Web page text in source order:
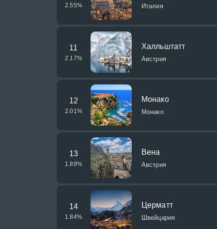
2.55% Италия
11
2.17%
Халльштатт
Австрия
12
2.01 %
Монако
Монако
13
1.89%
Вена
Австрия
14
1.84%
Церматт
Швейцария